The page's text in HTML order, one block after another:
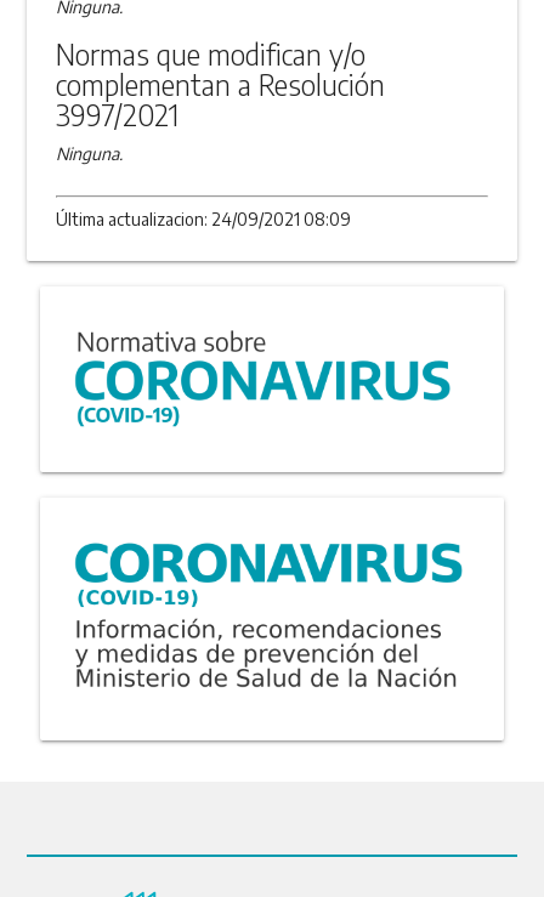
Ninguna.
Normas que modifican y/o
complementan a Resolución
3997/2021
Ninguna.
Última actualizacion: 24/09/2021 08:09